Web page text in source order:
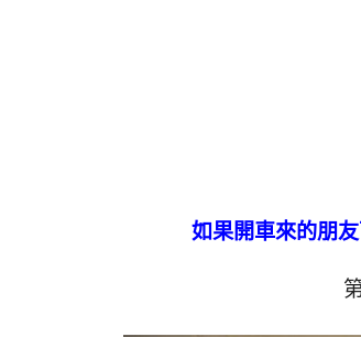
如果開車來的朋